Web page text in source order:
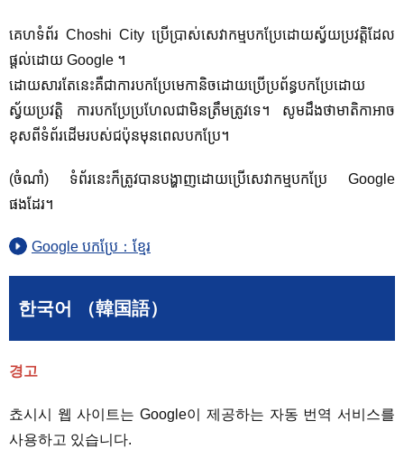
គេហទំព័រ Choshi City ប្រើប្រាស់សេវាកម្មបកប្រែដោយស្វ័យប្រវត្តិដែល
ផ្តល់ដោយ Google ។
ដោយសារតែនេះគឺជាការបកប្រែមេកានិចដោយប្រើប្រព័ន្ធបកប្រែដោយ
ស្វ័យប្រវត្តិ ការបកប្រែប្រហែលជាមិនត្រឹមត្រូវទេ។ សូម​ដឹង​ថា​មាតិកា​អាច​
ខុស​ពី​ទំព័រ​ដើម​របស់​ជប៉ុន​មុន​ពេល​បក​ប្រែ។
(ចំណាំ) ទំព័រនេះក៏ត្រូវបានបង្ហាញដោយប្រើសេវាកម្មបកប្រែ Google
ផងដែរ។
Google បកប្រែ：ខ្មែរ
한국어 （韓国語）
경고
쵸시시 웹 사이트는 Google이 제공하는 자동 번역 서비스를
사용하고 있습니다.